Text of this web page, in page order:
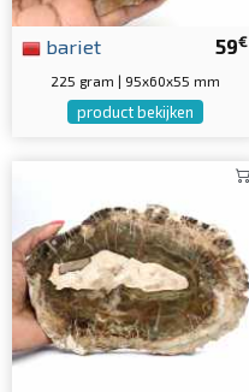
59€
bariet
225 gram | 95x60x55 mm
product bekijken